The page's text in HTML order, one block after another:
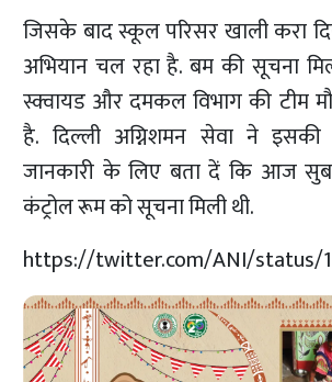
जिसके बाद स्कूल परिसर खाली करा
अभियान चल रहा है. बम की सूचना
स्क्वायड और दमकल विभाग की टीम
है. दिल्ली अग्निशमन सेवा ने इसकी
जानकारी के लिए बता दें कि आज
कंट्रोल रूम को सूचना मिली थी.
https://twitter.com/ANI/status/